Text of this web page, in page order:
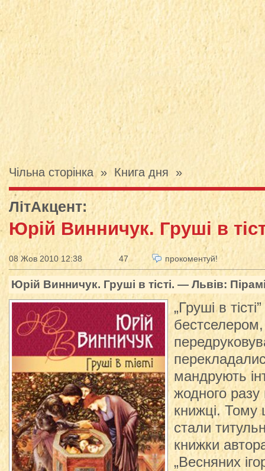
Чільна сторінка» Книга дня »
ЛітАкцент:
Юрій Винничук. Груші в
08 Жов 2010 12:38 47 прокоментуй!
Юрій Винничук. Груші в тісті. — Львів:
„Груші в
бестселером,
мандрують
жодного разу
книжці. Тому
стали
книжки
„Весняних